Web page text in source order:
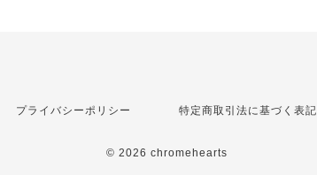
プライバシーポリシー 特定商取引法に基づく表記
© 2026 chromehearts